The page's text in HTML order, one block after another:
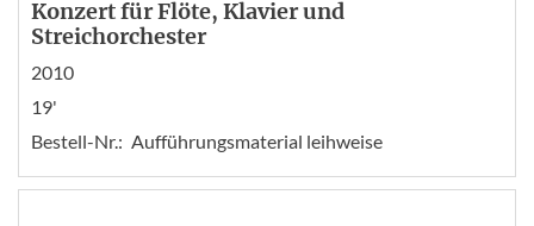
Konzert für Flöte, Klavier und
Streichorchester
2010
19'
Bestell-Nr.: Aufführungsmaterial leihweise